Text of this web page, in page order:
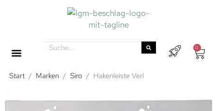
0
Start / Marken / Siro / Hakenleiste Verl